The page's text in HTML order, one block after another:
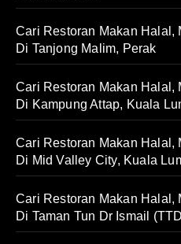
Cari Restoran Makan Halal,
Di Tanjong Malim, Perak
Cari Restoran Makan Halal,
Di Kampung Attap, Kuala
Cari Restoran Makan Halal,
Di Mid Valley City, Kuala
Cari Restoran Makan Halal,
Di Taman Tun Dr Ismail